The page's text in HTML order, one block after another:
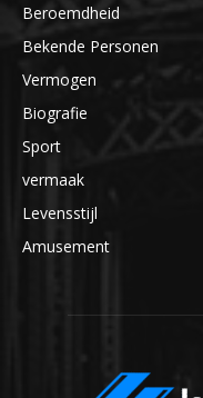
Beroemdheid
Bekende Personen
Vermogen
Biografie
Sport
vermaak
Levensstijl
Amusement